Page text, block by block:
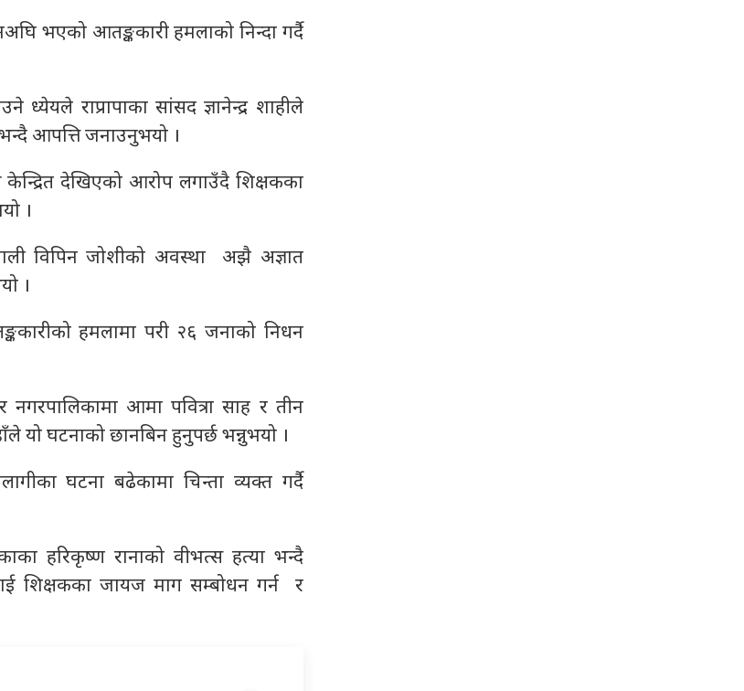
भएको आतङ्ककारी हमलाको निन्दा गर्दै
राप्रापाका सांसद ज्ञानेन्द्र शाहीले
आपत्ति जनाउनुभयो ।
केन्द्रित देखिएको आरोप लगाउँदै शिक्षकका
।
विपिन जोशीको अवस्था अझै अज्ञात
।
हमलामा परी २६ जनाको निधन
आमा पवित्रा साह र तीन
यो घटनाको छानबिन हुनुपर्छ भन्नुभयो ।
घटना बढेकामा चिन्ता व्यक्त गर्दै
हरिकृष्ण रानाको वीभत्स हत्या भन्दै
शिक्षकका जायज माग सम्बोधन गर्न र